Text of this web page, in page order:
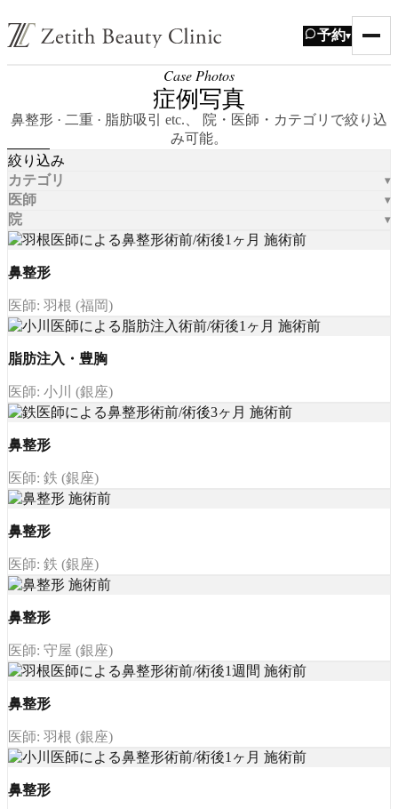
予約▾
Case Photos
症例写真
鼻整形 · 二重 · 脂肪吸引 etc.、 院・医師・カテゴリで絞り込
み可能。
絞り込み
カテゴリ
医師
院
鼻整形
医師: 羽根 (福岡)
脂肪注入・豊胸
医師: 小川 (銀座)
鼻整形
医師: 鉄 (銀座)
鼻整形
医師: 鉄 (銀座)
鼻整形
医師: 守屋 (銀座)
鼻整形
医師: 羽根 (銀座)
鼻整形